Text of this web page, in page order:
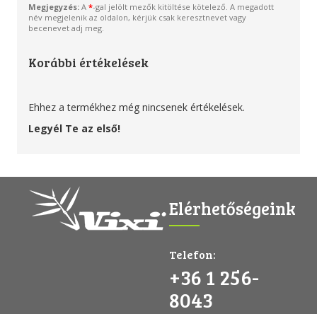
Megjegyzés: A *-gal jelölt mezők kitöltése kötelező. A megadott
név megjelenik az oldalon, kérjük csak keresztnevet vagy
becenevet adj meg.
Korábbi értékelések
Ehhez a termékhez még nincsenek értékelések.
Legyél Te az első!
Elérhetőségeink
Telefon:
+36 1 256-
8043